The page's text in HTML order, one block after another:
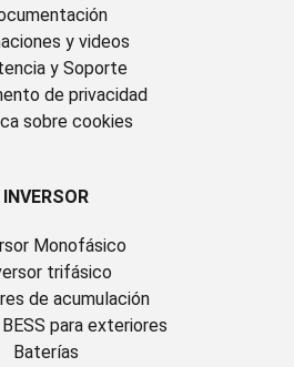
y videos
y Soporte
de privacidad
sobre cookies
INVERSOR
Monofásico
trifásico
de acumulación
para exteriores
Baterías